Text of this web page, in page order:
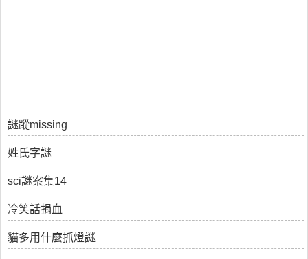
謎蹤missing
姓氏字謎
sci謎案集14
冷笑話捐血
貓多用什麼抓燈謎